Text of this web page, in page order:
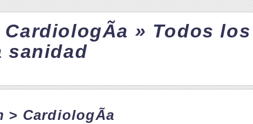
» Todos
sanidad
> CardiologÃ­a